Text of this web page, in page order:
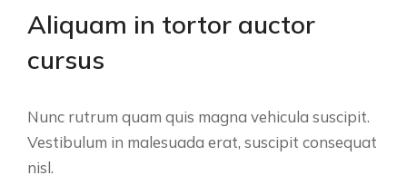
Aliquam in tortor auctor
cursus
Nunc rutrum quam quis magna vehicula suscipit.
Vestibulum in malesuada erat, suscipit consequat
nisl.